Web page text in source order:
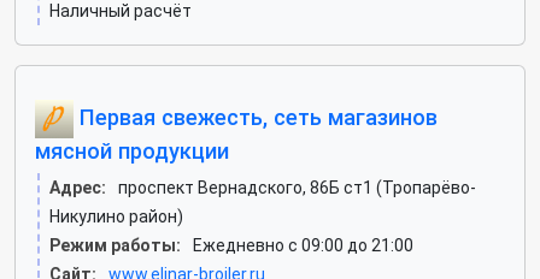
Наличный расчёт
Первая свежесть, сеть магазинов
мясной продукции
Адрес:
проспект Вернадского, 86Б ст1 (Тропарёво-
Никулино район)
Режим работы:
Ежедневно с 09:00 до 21:00
Сайт:
www.elinar-broiler.ru